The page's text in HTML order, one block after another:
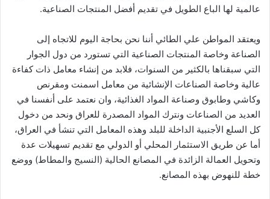
عالمية لها الباع الطويل في تقديم أفضل المنتجات الصناعية.
ويعتقد المواطن علي الطائي أننا نحن بحاجة اليوم للاتجاه إلى
الصناعة وخاصة المنتجات الصناعية التي تستورد من دول الجوار
التي سبقناها بالكثير من السنوات، فلابد من إنشاء معامل ذات كفاءة
عالية وخاصة الصناعات الإنشائية من معامل اسمنت ومقرنص
وكاشي وطابوق وصناعة المواد الغذائية، وان نعتمد على أنفسنا في
العديد من الصناعات ونترك المواد المصدرة للعراق ونحد من دخول
كل السلع الأجنبية الداخلة للبلد وهذه المعامل التي تنشأ في العراق،
أما عن طريق الاستثمار المحلي أو الدولي مع تقديم تسهيلات عدة
وتحويل العمالة الزائدة في المصانع الحالية (النسيج والمطاط) ووضع
خطة للنهوض بهذه المصانع.